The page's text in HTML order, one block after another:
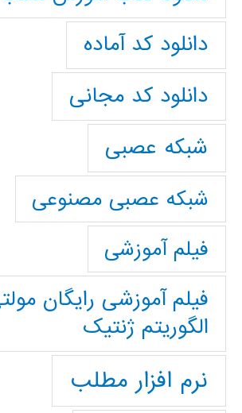
دانلود کد آماده
دانلود کد مجانی
شبکه عصبی
شبکه عصبی مصنوعی
فیلم آموزشی
فیلم آموزشی رایگان
الگوریتم ژنتیک
نرم افزار مطلب